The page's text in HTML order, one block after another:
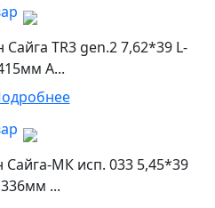
TR3 gen.2 7,62*39 L-
А...
Сайга-МК исп. 033 5,45*39
336мм ...